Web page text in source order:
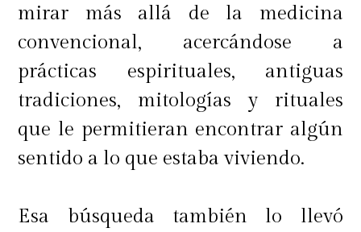
mirar más allá de la medicina
convencional, acercándose a
prácticas espirituales, antiguas
tradiciones, mitologías y rituales
que le permitieran encontrar algún
sentido a lo que estaba viviendo.
Esa búsqueda también lo llevó